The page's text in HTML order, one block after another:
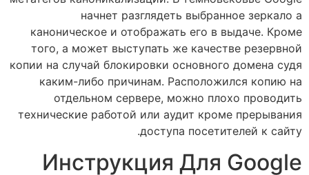
начнет разглядеть выбранное зеркало а
каноническое и отображать его в выдаче. Кроме
того, а может выступать же качестве резервной
копии на случай блокировки основного домена судя
каким-либо причинам. Расположился копию на
отдельном сервере, можно плохо проводить
технические работой или аудит кроме прерывания
доступа посетителей к сайту.
Инструкция Для Google